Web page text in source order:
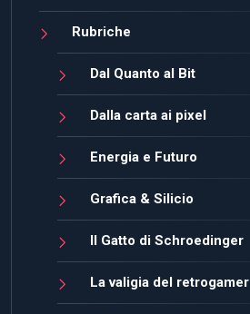
Rubriche
Dal Quanto al Bit
Dalla carta ai pixel
Energia e Futuro
Grafica & Silicio
Il Gatto di Schroedinger
La valigia del retrogamer